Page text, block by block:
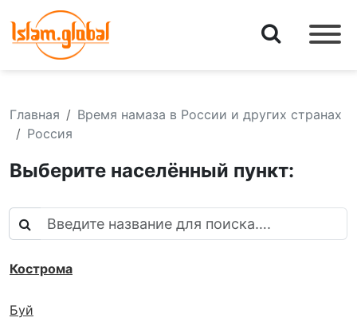
Главная
Время намаза в России и других странах
Россия
Выберите населённый пункт:
Кострома
Буй